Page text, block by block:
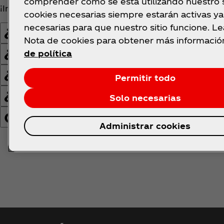
¡Inscríbete con tu equipo y prepárate para la
¿Quién puede participar?
¿Cuánto dura el torneo?
¿Cuál es el reglamento
¿Cómo son las canchas de
Confirmación obligatoria
cookies necesarias siempre estarán activas
necesarias para que nuestro sitio funcione.
Nota de cookies para obtener más
de política
Permitir todo
Solo necesarias
Administrar cookies